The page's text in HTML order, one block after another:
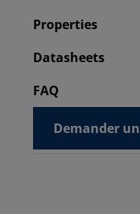
Properties
Datasheets
FAQ
Demander